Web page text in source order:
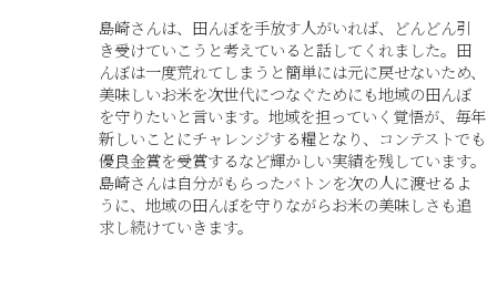
島崎さんは、田んぼを手放す人がいれば、どんどん引
き受けていこうと考えていると話してくれました。田
んぼは一度荒れてしまうと簡単には元に戻せないため、
美味しいお米を次世代につなぐためにも地域の田んぼ
を守りたいと言います。地域を担っていく覚悟が、毎年
新しいことにチャレンジする糧となり、コンテストでも
優良金賞を受賞するなど輝かしい実績を残しています。
島崎さんは自分がもらったバトンを次の人に渡せるよ
うに、地域の田んぼを守りながらお米の美味しさも追
求し続けていきます。